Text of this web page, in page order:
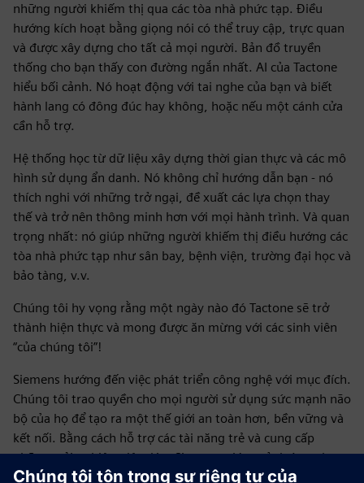
những người khiếm thị qua các tòa nhà phức tạp. Điều
hướng kích hoạt bằng giọng nói có thể truy cập, trực quan
và được xây dựng cho tất cả mọi người. Bản đồ truyền
thống cho bạn thấy con đường ngắn nhất. AI của Tactone
hiểu bối cảnh. Nó hoạt động với tai nghe của bạn và biết
hành lang có đông đúc hay không, hoặc nếu một cánh cửa
cần hỗ trợ.
Hệ thống học từ dữ liệu xây dựng thời gian thực và các mô
hình sử dụng ẩn danh. Nó không chỉ hướng dẫn bạn - nó
thích nghi với những trở ngại, đề xuất các lựa chọn thay
thế và trở nên thông minh hơn với mọi hành trình. Và quan
trọng nhất: nó giúp những người khiếm thị điều hướng các
tòa nhà phức tạp như sân bay, bệnh viện, trường đại học và
bảo tàng, v.v.
Chúng tôi hy vọng rằng một ngày nào đó Tactone sẽ trở
thành hiện thực và mong được ăn mừng với các sinh viên
“của chúng tôi”!
Siemens hướng đến việc phát triển công nghệ với mục đích.
Chúng tôi trao quyền cho mọi người sử dụng sức mạnh não
bộ của họ để tạo ra một thế giới an toàn hơn, bền vững và
kết nối. Bằng cách hỗ trợ các tài năng trẻ và cung cấp
những trải nghiệm độc đáo, Siemens giúp mở đường cho
sự nghiệp thành công trong thời đại kỹ thuật số.